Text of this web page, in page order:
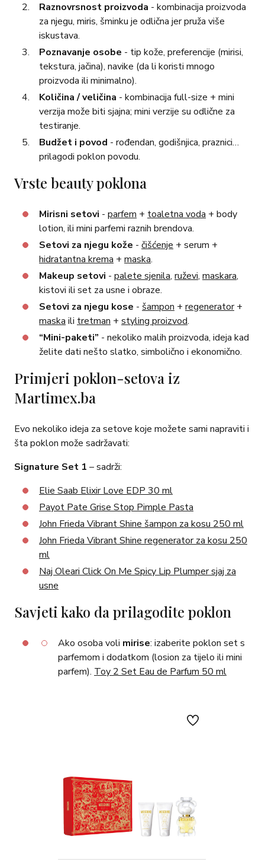
Raznovrsnost proizvoda - kombinacija proizvoda
za njegu, miris, šminku je odlična jer pruža više
iskustava.
Poznavanje osobe - tip kože, preferencije (mirisi,
tekstura, jačina), navike (da li koristi mnogo
proizvoda ili minimalno).
Količina / veličina - kombinacija full-size + mini
verzija može biti sjajna; mini verzije su odlične za
testiranje.
Budžet i povod - rođendan, godišnjica, praznici…
prilagodi poklon povodu.
Vrste beauty poklona
Mirisni setovi - parfem + toaletna voda + body
lotion, ili mini parfemi raznih brendova.
Setovi za njegu kože - čišćenje + serum +
hidratantna krema + maska.
Makeup setovi - palete sjenila, ruževi, maskara,
kistovi ili set za usne i obraze.
Setovi za njegu kose - šampon + regenerator+
maska ili tretman + styling proizvod.
“Mini-paketi” - nekoliko malih proizvoda, ideja kad
želite dati nešto slatko, simbolično i ekonomično.
Primjeri poklon-setova iz
Martimex.ba
Evo nekoliko ideja za setove koje možete sami napraviti i
šta poklon može sadržavati:
Signature Set 1 – sadrži:
Elie Saab Elixir Love EDP 30 ml
Payot Pate Grise Stop Pimple Pasta
John Frieda Vibrant Shine šampon za kosu 250 ml
John Frieda Vibrant Shine regenerator za kosu 250
ml
Naj Oleari Click On Me Spicy Lip Plumper sjaj za
usne
Savjeti kako da prilagodite poklon
Ako osoba voli mirise: izaberite poklon set s
parfemom i dodatkom (losion za tijelo ili mini
parfem). Toy 2 Set Eau de Parfum 50 ml